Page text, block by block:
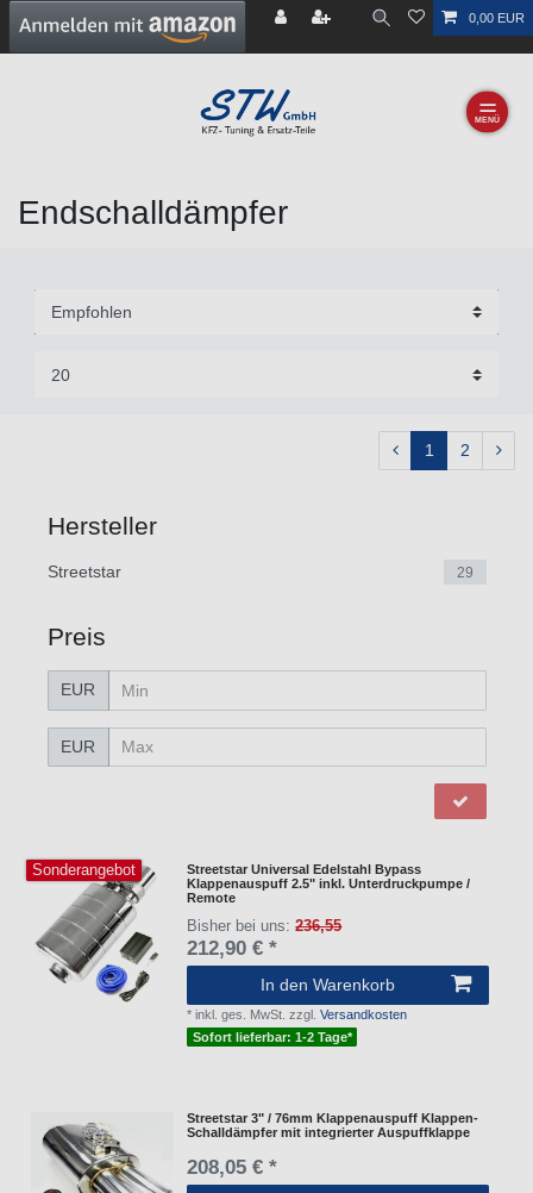
0,00 EUR
☰
Endschalldämpfer
1 2
Hersteller
Streetstar 29
Preis
EUR
EUR
Sonderangebot
Streetstar Universal Edelstahl Bypass
Klappenauspuff 2.5" inkl. Unterdruckpumpe /
Remote
Bisher bei uns:236,55
212,90 € *
In den Warenkorb
*inkl. ges. MwSt. zzgl.Versandkosten
Sofort lieferbar: 1-2 Tage*
Streetstar 3" / 76mm Klappenauspuff Klappen-
Schalldämpfer mit integrierter Auspuffklappe
208,05 € *